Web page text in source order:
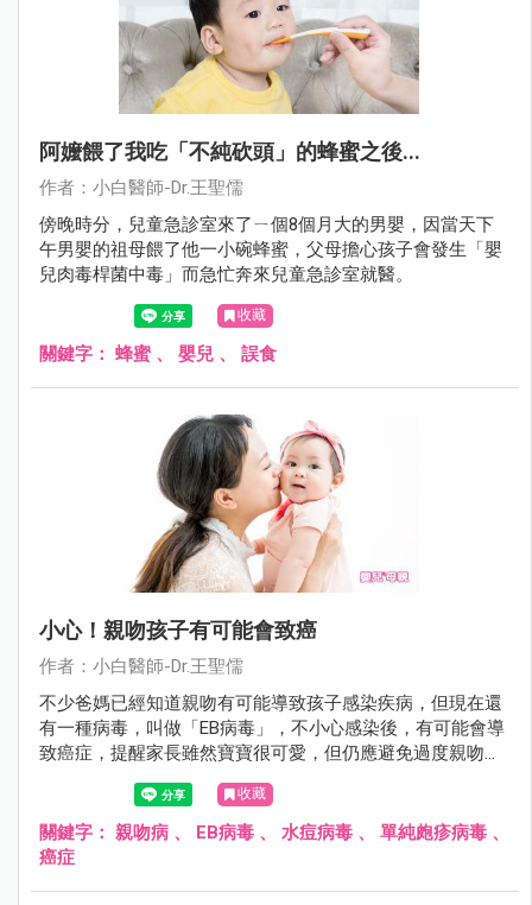
阿嬤餵了我吃「不純砍頭」的蜂蜜之後...
作者：小白醫師-Dr.王聖儒
傍晚時分，兒童急診室來了ㄧ個8個月大的男嬰，因當天下
午男嬰的祖母餵了他一小碗蜂蜜，父母擔心孩子會發生「嬰
兒肉毒桿菌中毒」而急忙奔來兒童急診室就醫。
收藏
關鍵字： 蜂蜜、 嬰兒 、 誤食
小心！親吻孩子有可能會致癌
作者：小白醫師-Dr.王聖儒
不少爸媽已經知道親吻有可能導致孩子感染疾病，但現在還
有一種病毒，叫做「EB病毒」，不小心感染後，有可能會導
致癌症，提醒家長雖然寶寶很可愛，但仍應避免過度親吻孩
子、共用餐具，引起不必要的疾病。
收藏
關鍵字： 親吻病 、 EB病毒 、 水痘病毒 、 單純皰疹病毒 、
癌症